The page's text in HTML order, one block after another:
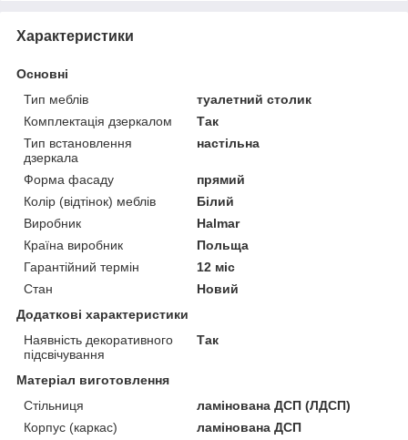
Характеристики
Основні
Тип меблів
туалетний столик
Комплектація дзеркалом
Так
Тип встановлення
дзеркала
настільна
Форма фасаду
прямий
Колір (відтінок) меблів
Білий
Виробник
Halmar
Країна виробник
Польща
Гарантійний термін
12 міс
Стан
Новий
Додаткові характеристики
Наявність декоративного
підсвічування
Так
Матеріал виготовлення
Стільниця
ламінована ДСП (ЛДСП)
Корпус (каркас)
ламінована ДСП